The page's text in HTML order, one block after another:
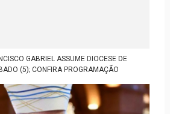
GABRIEL ASSUME DIOCESE DE
(5); CONFIRA PROGRAMAÇÃO